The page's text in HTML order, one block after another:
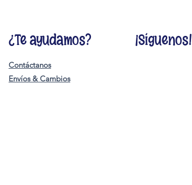
¿Te ayudamos?
Contáctanos
¡Síguenos!
Envíos & Cambios